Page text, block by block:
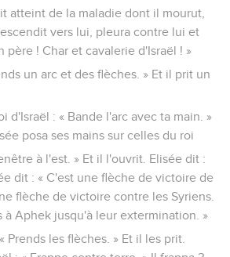
ainsi que tous les objets qui se
de l'Eternel et dans les trésors du
des otages, puis il retourna à
Joas, ce qu'il a accompli, ses
a menée contre Amatsia, le roi de
les annales des rois d'Israël.
ses ancêtres et il fut enterré à
d'Israël. Son fils Jéroboam devint roi à
roi de Juda, vécut 15 ans après la
Joachaz et le roi d'Israël.